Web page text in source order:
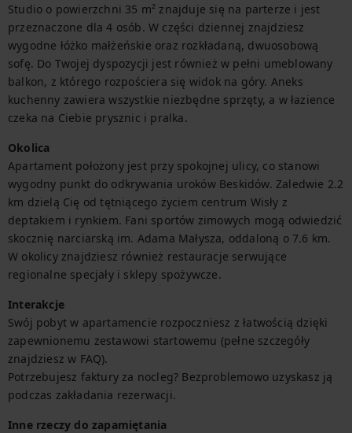
Studio o powierzchni 35 m² znajduje się na parterze i jest
przeznaczone dla 4 osób. W części dziennej znajdziesz
wygodne łóżko małżeńskie oraz rozkładaną, dwuosobową
sofę. Do Twojej dyspozycji jest również w pełni umeblowany
balkon, z którego rozpościera się widok na góry. Aneks
kuchenny zawiera wszystkie niezbędne sprzęty, a w łazience
czeka na Ciebie prysznic i pralka.
Okolica
Apartament położony jest przy spokojnej ulicy, co stanowi
wygodny punkt do odkrywania uroków Beskidów. Zaledwie 2.2
km dzielą Cię od tętniącego życiem centrum Wisły z
deptakiem i rynkiem. Fani sportów zimowych mogą odwiedzić
skocznię narciarską im. Adama Małysza, oddaloną o 7.6 km.
W okolicy znajdziesz również restauracje serwujące
regionalne specjały i sklepy spożywcze.
Interakcje
Swój pobyt w apartamencie rozpoczniesz z łatwością dzięki
zapewnionemu zestawowi startowemu (pełne szczegóły
znajdziesz w FAQ).
Potrzebujesz faktury za nocleg? Bezproblemowo uzyskasz ją
podczas zakładania rezerwacji.
Inne rzeczy do zapamiętania